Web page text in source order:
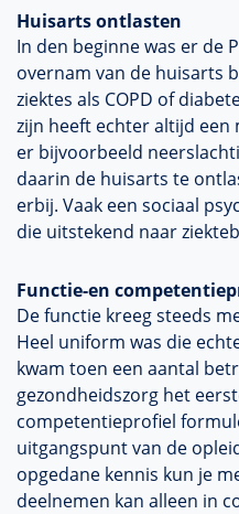
Huisarts ontlasten
In den beginne was er de
overnam van de huisarts
ziektes als COPD of
zijn heeft echter altijd een
er bijvoorbeeld
daarin de huisarts te
erbij. Vaak een sociaal
die uitstekend naar
Functie-en
De functie kreeg steeds
Heel uniform was die
kwam toen een aantal
gezondheidszorg het
competentieprofiel
uitgangspunt van de
opgedane kennis kun je
deelnemen kan alleen in